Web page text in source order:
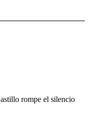
rompe el silencio